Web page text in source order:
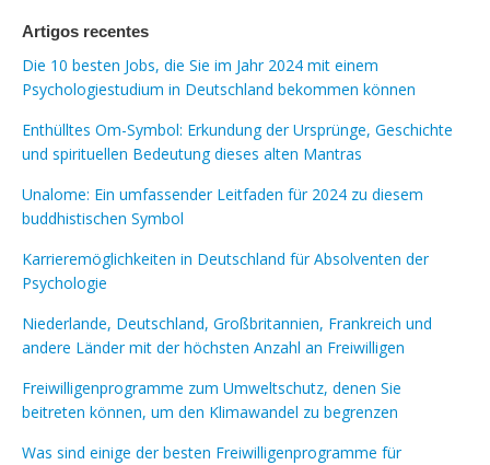
Artigos recentes
Die 10 besten Jobs, die Sie im Jahr 2024 mit einem
Psychologiestudium in Deutschland bekommen können
Enthülltes Om-Symbol: Erkundung der Ursprünge, Geschichte
und spirituellen Bedeutung dieses alten Mantras
Unalome: Ein umfassender Leitfaden für 2024 zu diesem
buddhistischen Symbol
Karrieremöglichkeiten in Deutschland für Absolventen der
Psychologie
Niederlande, Deutschland, Großbritannien, Frankreich und
andere Länder mit der höchsten Anzahl an Freiwilligen
Freiwilligenprogramme zum Umweltschutz, denen Sie
beitreten können, um den Klimawandel zu begrenzen
Was sind einige der besten Freiwilligenprogramme für